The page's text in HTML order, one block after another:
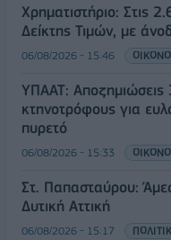
Χρηματιστήριο: Στις
Δείκτης Τιμών, με
06/08/2026 - 15:46
ΥΠΑΑΤ:
κτηνοτρόφους για
πυρετό
06/08/2026 - 15:33
Στ. Παπασταύρου:
Δυτική Αττική
06/08/2026 - 15:17